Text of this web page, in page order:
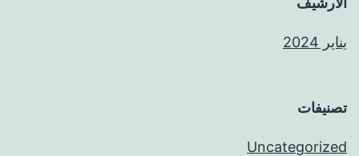
يناير 2024
تصنيفات
Uncategorized